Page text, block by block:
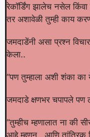
रेकॉर्डिंग झालेच नसेल
तर अशावेळी तुम्ही काय
जमदाडेंनी असा प्रश्न
केला..
“पण तुम्हाला अशी शंका
जमदाडे क्षणभर चपापले
“तुम्हीच म्हणालात ना की